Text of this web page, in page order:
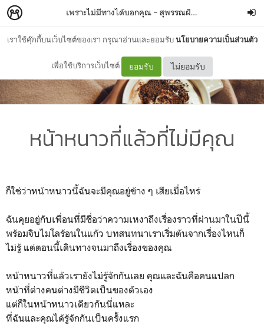
เราใช้คุ๊กกี้บนเว็บไซต์ของเรา กรุณาอ่านและยอมรับนโยบายความเป็นส่วนตัว
เพื่อใช้บริการเว็บไซต์ ยอมรับ ไม่ยอมรับ
เพราะไม่มีทางได้บอกคุณ – สุพรรณฝันเฟื่อง
หน้าหนาวที่แล้วที่ไม่มีคุณ
ก็ใช่ว่าหน้าหนาวนี้ฉันจะมีคุณอยู่ข้าง ๆ เสียเมื่อไหร่
ฉันคุยอยู่กับเพื่อนที่มีชื่อว่าความเหงาถึงเรื่องราวที่ผ่านมาในปีนี้
พร้อมจิบไมโลร้อนในแก้ว บทสนทนาเราเริ่มต้นจากเรื่องไหนก็
ไม่รู้ แต่ตอนนี้เดินทางจนมาถึงเรื่องของคุณ
หน้าหนาวที่แล้วเรายังไม่รู้จักกันเลย คุณและฉันคือคนแปลก
หน้าที่ต่างคนต่างมีชีวิตเป็นของตัวเอง
แต่ก็ในหน้าหนาวเดียวกันนี่แหละ
ที่ฉันและคุณได้รู้จักกันเป็นครั้งแรก